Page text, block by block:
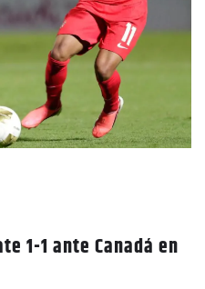
1-1 ante Canadá en